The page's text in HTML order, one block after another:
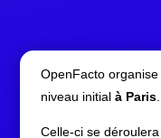
OpenFacto
niveau initial à Paris.
Celle-ci se